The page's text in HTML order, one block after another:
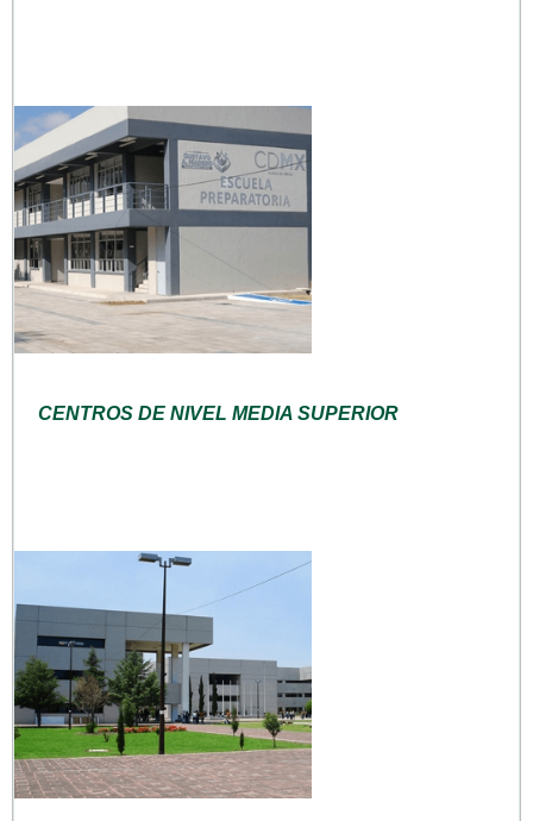
CENTROS DE NIVEL MEDIA SUPERIOR